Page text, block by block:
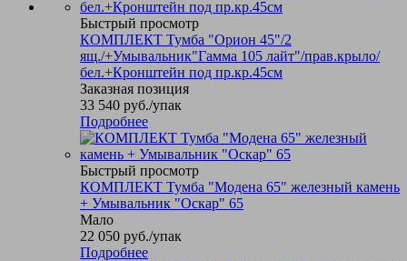
Быстрый просмотр
КОМПЛЕКТ Тумба "Орион 45"/2
ящ./+Умывальник"Гамма 105 лайт"/прав.крыло/
бел.+Кронштейн под пр.кр.45см
Заказная позиция
33 540 руб./упак
Подробнее
Быстрый просмотр
КОМПЛЕКТ Тумба "Модена 65" железный камень
+ Умывальник "Оскар" 65
Мало
22 050 руб./упак
Подробнее